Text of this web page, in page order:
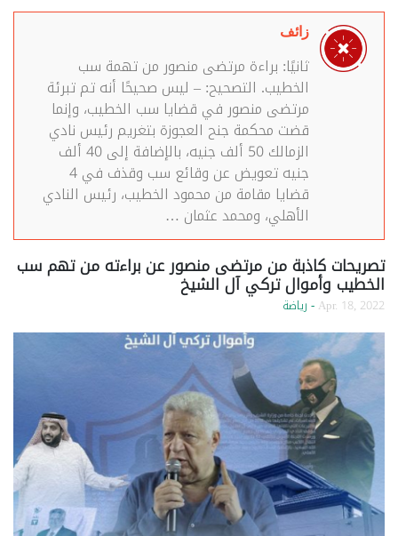
زائف
ثانيًا: براءة مرتضى منصور من تهمة سب
الخطيب. التصحيح: – ليس صحيحًا أنه تم تبرئة
مرتضى منصور في قضايا سب الخطيب، وإنما
قضت محكمة جنح العجوزة بتغريم رئيس نادي
الزمالك 50 ألف جنيه، بالإضافة إلى 40 ألف
جنيه تعويض عن وقائع سب وقذف في 4
قضايا مقامة من محمود الخطيب، رئيس النادي
الأهلي، ومحمد عثمان …
تصريحات كاذبة من مرتضى منصور عن براءته من تهم سب
الخطيب وأموال تركي آل الشيخ
Apr. 18, 2022 - رياضة